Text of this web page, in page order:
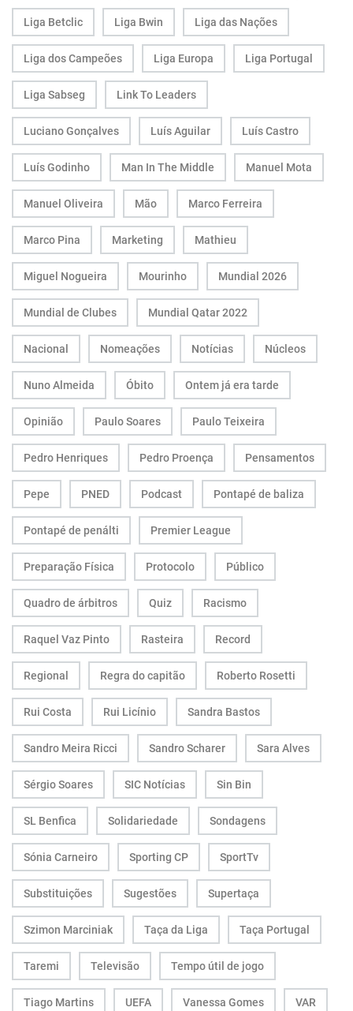
Liga Betclic Liga Bwin Liga das Nações
Liga dos Campeões Liga Europa Liga Portugal
Liga Sabseg Link To Leaders
Luciano Gonçalves Luís Aguilar Luís Castro
Luís Godinho Man In The Middle Manuel Mota
Manuel Oliveira Mão Marco Ferreira
Marco Pina Marketing Mathieu
Miguel Nogueira Mourinho Mundial 2026
Mundial de Clubes Mundial Qatar 2022
Nacional Nomeações Notícias Núcleos
Nuno Almeida Óbito Ontem já era tarde
Opinião Paulo Soares Paulo Teixeira
Pedro Henriques Pedro Proença Pensamentos
Pepe PNED Podcast Pontapé de baliza
Pontapé de penálti Premier League
Preparação Física Protocolo Público
Quadro de árbitros Quiz Racismo
Raquel Vaz Pinto Rasteira Record
Regional Regra do capitão Roberto Rosetti
Rui Costa Rui Licínio Sandra Bastos
Sandro Meira Ricci Sandro Scharer Sara Alves
Sérgio Soares SIC Notícias Sin Bin
SL Benfica Solidariedade Sondagens
Sónia Carneiro Sporting CP SportTv
Substituições Sugestões Supertaça
Szimon Marciniak Taça da Liga Taça Portugal
Taremi Televisão Tempo útil de jogo
Tiago Martins UEFA Vanessa Gomes VAR